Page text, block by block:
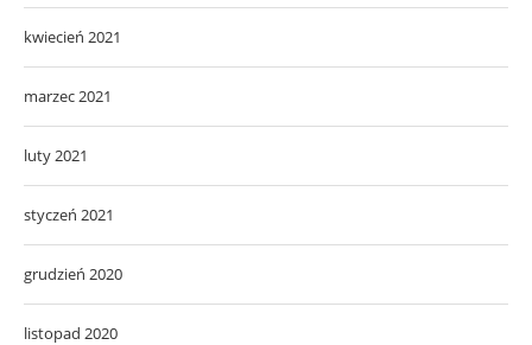
kwiecień 2021
marzec 2021
luty 2021
styczeń 2021
grudzień 2020
listopad 2020